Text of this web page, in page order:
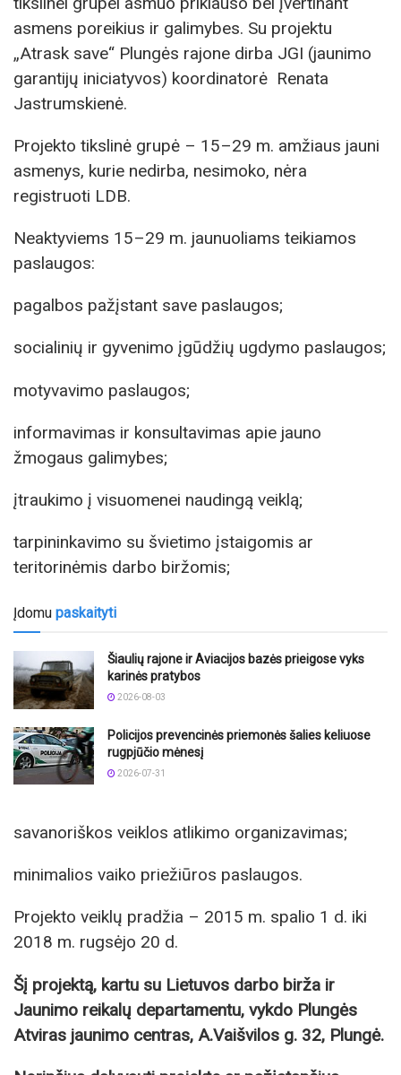
asmens poreikius ir galimybes. Su projektu
„Atrask save“ Plungės rajone dirba JGI (jaunimo
garantijų iniciatyvos) koordinatorė Renata
Jastrumskienė.
Projekto tikslinė grupė – 15–29 m. amžiaus jauni
asmenys, kurie nedirba, nesimoko, nėra
registruoti LDB.
Neaktyviems 15–29 m. jaunuoliams teikiamos
paslaugos:
pagalbos pažįstant save paslaugos;
socialinių ir gyvenimo įgūdžių ugdymo paslaugos;
motyvavimo paslaugos;
informavimas ir konsultavimas apie jauno
žmogaus galimybes;
įtraukimo į visuomenei naudingą veiklą;
tarpininkavimo su švietimo įstaigomis ar
teritorinėmis darbo biržomis;
Įdomu paskaityti
Šiaulių rajone ir Aviacijos bazės prieigose vyks
karinės pratybos
2026-08-03
Policijos prevencinės priemonės šalies keliuose
rugpjūčio mėnesį
2026-07-31
savanoriškos veiklos atlikimo organizavimas;
minimalios vaiko priežiūros paslaugos.
Projekto veiklų pradžia – 2015 m. spalio 1 d. iki
2018 m. rugsėjo 20 d.
Šį projektą, kartu su Lietuvos darbo birža ir
Jaunimo reikalų departamentu, vykdo Plungės
Atviras jaunimo centras, A.Vaišvilos g. 32, Plungė.